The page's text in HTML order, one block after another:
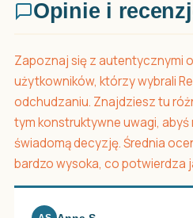
Opinie i
Zapoznaj się z autentycznymi
użytkowników, którzy wybrali
odchudzaniu. Znajdziesz tu
tym konstruktywne uwagi, abyś
świadomą decyzję. Średnia
bardzo wysoka, co potwierdza